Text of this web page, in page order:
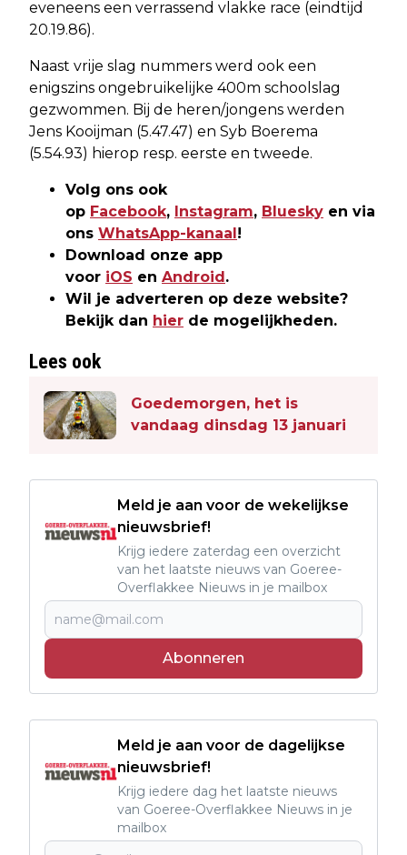
eveneens een verrassend vlakke race (eindtijd
20.19.86).
Naast vrije slag nummers werd ook een
enigszins ongebruikelijke 400m schoolslag
gezwommen. Bij de heren/jongens werden
Jens Kooijman (5.47.47) en Syb Boerema
(5.54.93) hierop resp. eerste en tweede.
Volg ons ook
op Facebook, Instagram, Bluesky en via
ons WhatsApp-kanaal!
Download onze app
voor iOS en Android.
Wil je adverteren op deze website?
Bekijk dan hier de mogelijkheden.
Lees ook
Goedemorgen, het is
vandaag dinsdag 13 januari
Meld je aan voor de wekelijkse
nieuwsbrief!
Krijg iedere zaterdag een overzicht
van het laatste nieuws van Goeree-
Overflakkee Nieuws in je mailbox
Abonneren
Meld je aan voor de dagelijkse
nieuwsbrief!
Krijg iedere dag het laatste nieuws
van Goeree-Overflakkee Nieuws in je
mailbox